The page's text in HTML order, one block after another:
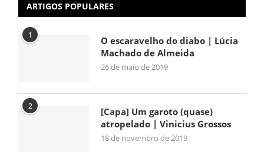
ARTIGOS POPULARES
1
O escaravelho do diabo | Lúcia
Machado de Almeida
26 de maio de 2019
2
[Capa] Um garoto (quase)
atropelado | Vinicius Grossos
18 de novembro de 2019